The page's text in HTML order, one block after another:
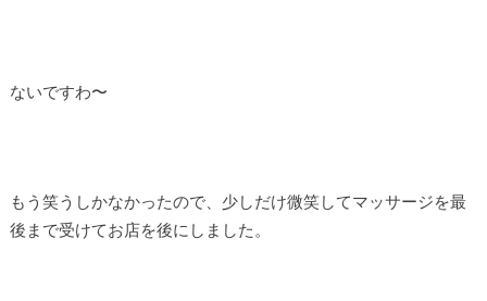
ないですわ〜
もう笑うしかなかったので、少しだけ微笑してマッサージを最
後まで受けてお店を後にしました。